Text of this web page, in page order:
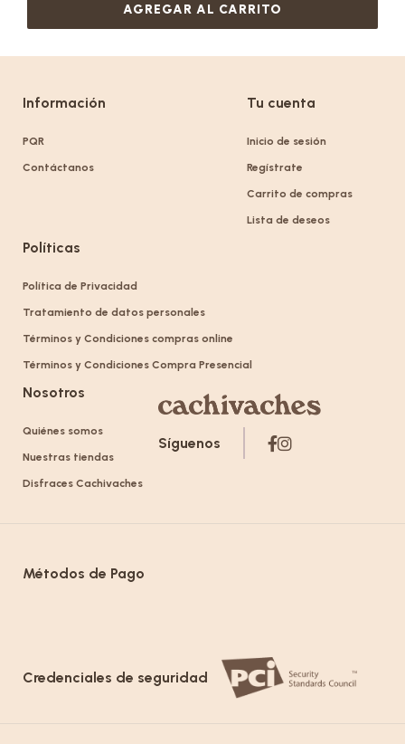
AGREGAR AL CARRITO
Información
PQR
Contáctanos
Tu cuenta
Inicio de sesión
Regístrate
Carrito de compras
Lista de deseos
Políticas
Política de Privacidad
Tratamiento de datos personales
Términos y Condiciones compras online
Términos y Condiciones Compra Presencial
Nosotros
Quiénes somos
Nuestras tiendas
Disfraces Cachivaches
Síguenos
Métodos de Pago
Credenciales de seguridad